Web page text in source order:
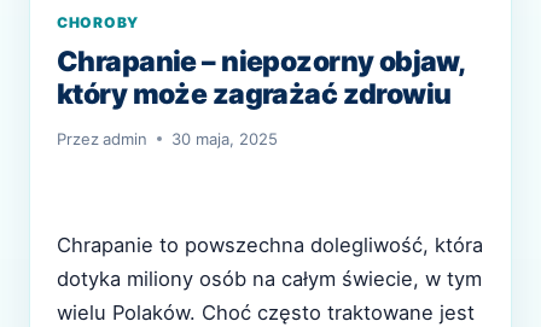
CHOROBY
Chrapanie – niepozorny objaw,
który może zagrażać zdrowiu
Przezadmin 30 maja, 2025
Chrapanie to powszechna dolegliwość, która
dotyka miliony osób na całym świecie, w tym
wielu Polaków. Choć często traktowane jest